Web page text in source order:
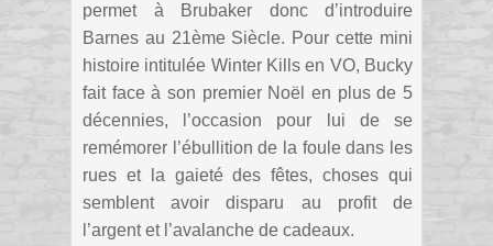
permet à Brubaker donc d’introduire
Barnes au 21ème Siècle. Pour cette mini
histoire intitulée Winter Kills en VO, Bucky
fait face à son premier Noël en plus de 5
décennies, l’occasion pour lui de se
remémorer l’ébullition de la foule dans les
rues et la gaieté des fêtes, choses qui
semblent avoir disparu au profit de
l’argent et l’avalanche de cadeaux.